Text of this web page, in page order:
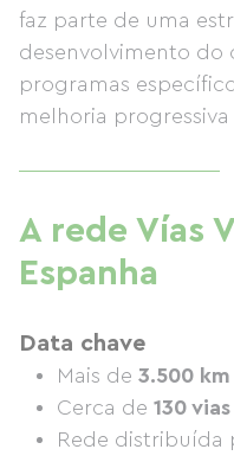
faz parte de uma
desenvolvimento do
programas
melhoria progressiva
A rede Vías
Espanha
Data chave
Mais de 3.500
Cerca de 130
Rede